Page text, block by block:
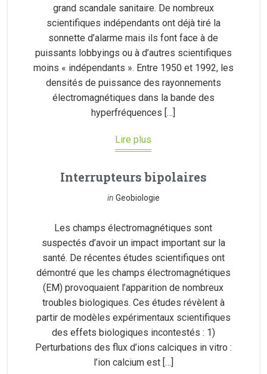
grand scandale sanitaire. De nombreux
scientifiques indépendants ont déjà tiré la
sonnette d’alarme mais ils font face à de
puissants lobbyings ou à d’autres scientifiques
moins « indépendants ». Entre 1950 et 1992, les
densités de puissance des rayonnements
électromagnétiques dans la bande des
hyperfréquences […]
Lire plus
Interrupteurs bipolaires
in Geobiologie
Les champs électromagnétiques sont
suspectés d’avoir un impact important sur la
santé. De récentes études scientifiques ont
démontré que les champs électromagnétiques
(EM) provoquaient l’apparition de nombreux
troubles biologiques. Ces études révèlent à
partir de modèles expérimentaux scientifiques
des effets biologiques incontestés : 1)
Perturbations des flux d’ions calciques in vitro :
l’ion calcium est […]